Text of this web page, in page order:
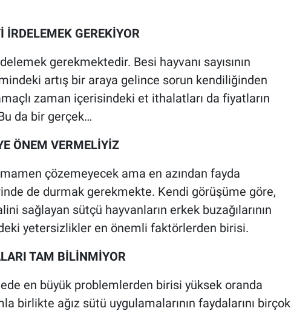
İRDELEMEK GEREKİYOR
gerekmektedir. Besi hayvanı sayısının
artış bir araya gelince sorun kendiliğinden
zaman içerisindeki et ithalatları da fiyatların
da bir gerçek…
ÖNEM VERMELİYİZ
çözemeyecek ama en azından fayda
de durmak gerekmekte. Kendi görüşüme göre,
sağlayan sütçü hayvanların erkek buzağılarının
yetersizlikler en önemli faktörlerden birisi.
TAM BİLİNMİYOR
en büyük problemlerden birisi yüksek oranda
birlikte ağız sütü uygulamalarının faydalarını birçok